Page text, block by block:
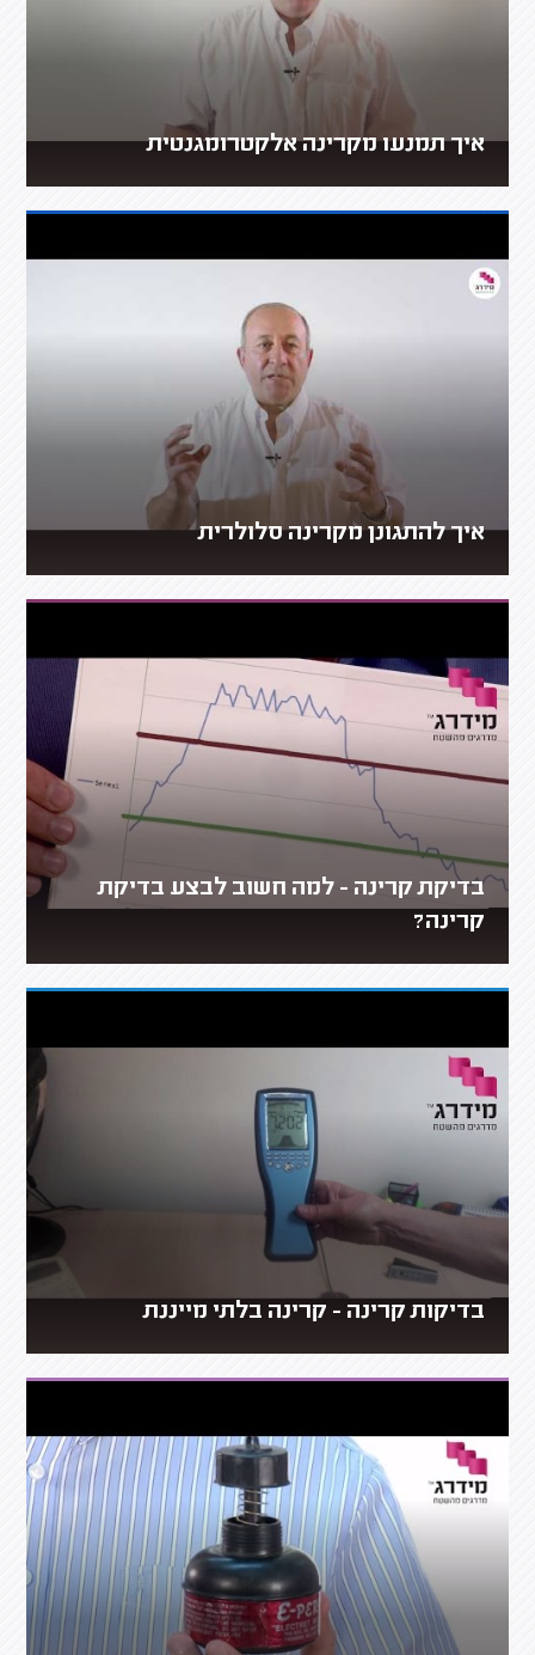
איך תמנעו מקרינה אלקטרומגנטית
איך להתגונן מקרינה סלולרית
בדיקת קרינה - למה חשוב לבצע בדיקת
קרינה?
בדיקות קרינה - קרינה בלתי מייננת